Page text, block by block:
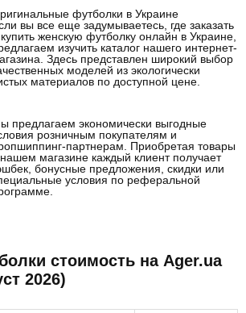
футболки в Украине
вы все еще задумываетесь, где заказать
женскую футболку онлайн в Украине,
изучить каталог нашего интернет-
Здесь представлен широкий выбор
моделей из экологически
материалов по доступной цене.
предлагаем экономически выгодные
розничным покупателям и
партнерам. Приобретая товары
магазине каждый клиент получает
бонусные предложения, скидки или
условия по реферальной
стоимость на Ager.ua
2026)